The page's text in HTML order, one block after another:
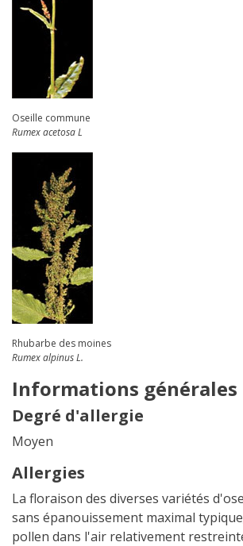
Oseille commune
Rumex acetosa L
Rhubarbe des moines
Rumex alpinus L.
Informations générales
Degré d'allergie
Moyen
Allergies
La floraison des diverses variétés
sans épanouissement maximal
pollen dans l'air relativement